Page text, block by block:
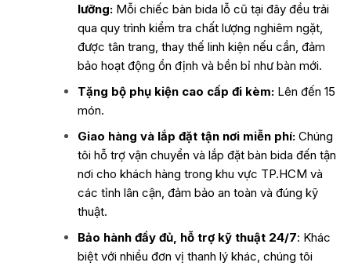
lưỡng: Mỗi chiếc bàn bida lỗ cũ tại đây đều trải
qua quy trình kiểm tra chất lượng nghiêm ngặt,
được tân trang, thay thế linh kiện nếu cần, đảm
bảo hoạt động ổn định và bền bỉ như bàn mới.
Tặng bộ phụ kiện cao cấp đi kèm: Lên đến 15
món.
Giao hàng và lắp đặt tận nơi miễn phí: Chúng
tôi hỗ trợ vận chuyển và lắp đặt bàn bida đến tận
nơi cho khách hàng trong khu vực TP.HCM và
các tỉnh lân cận, đảm bảo an toàn và đúng kỹ
thuật.
Bảo hành đầy đủ, hỗ trợ kỹ thuật 24/7: Khác
biệt với nhiều đơn vị thanh lý khác, chúng tôi